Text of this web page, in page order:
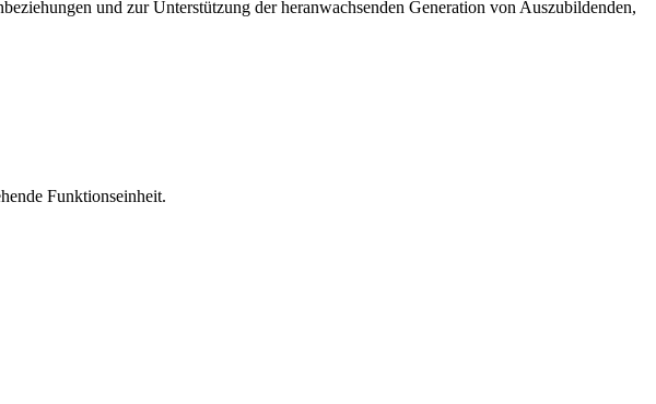
und zur Unterstützung der heranwachsenden Generation von Auszubildenden,
Funktionseinheit.